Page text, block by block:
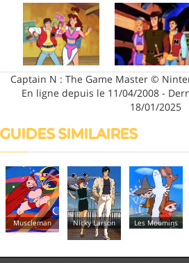
Captain N : The Game Master ©
En ligne depuis le 11/04/2008 -
18/01/2025
GUIDES SIMILAIRES
Muscleman Nicky Larson Les Moomins